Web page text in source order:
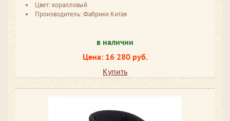
Цвет: коралловый
Производитель: Фабрики Китая
в наличии
Цена: 16 280 руб.
Купить